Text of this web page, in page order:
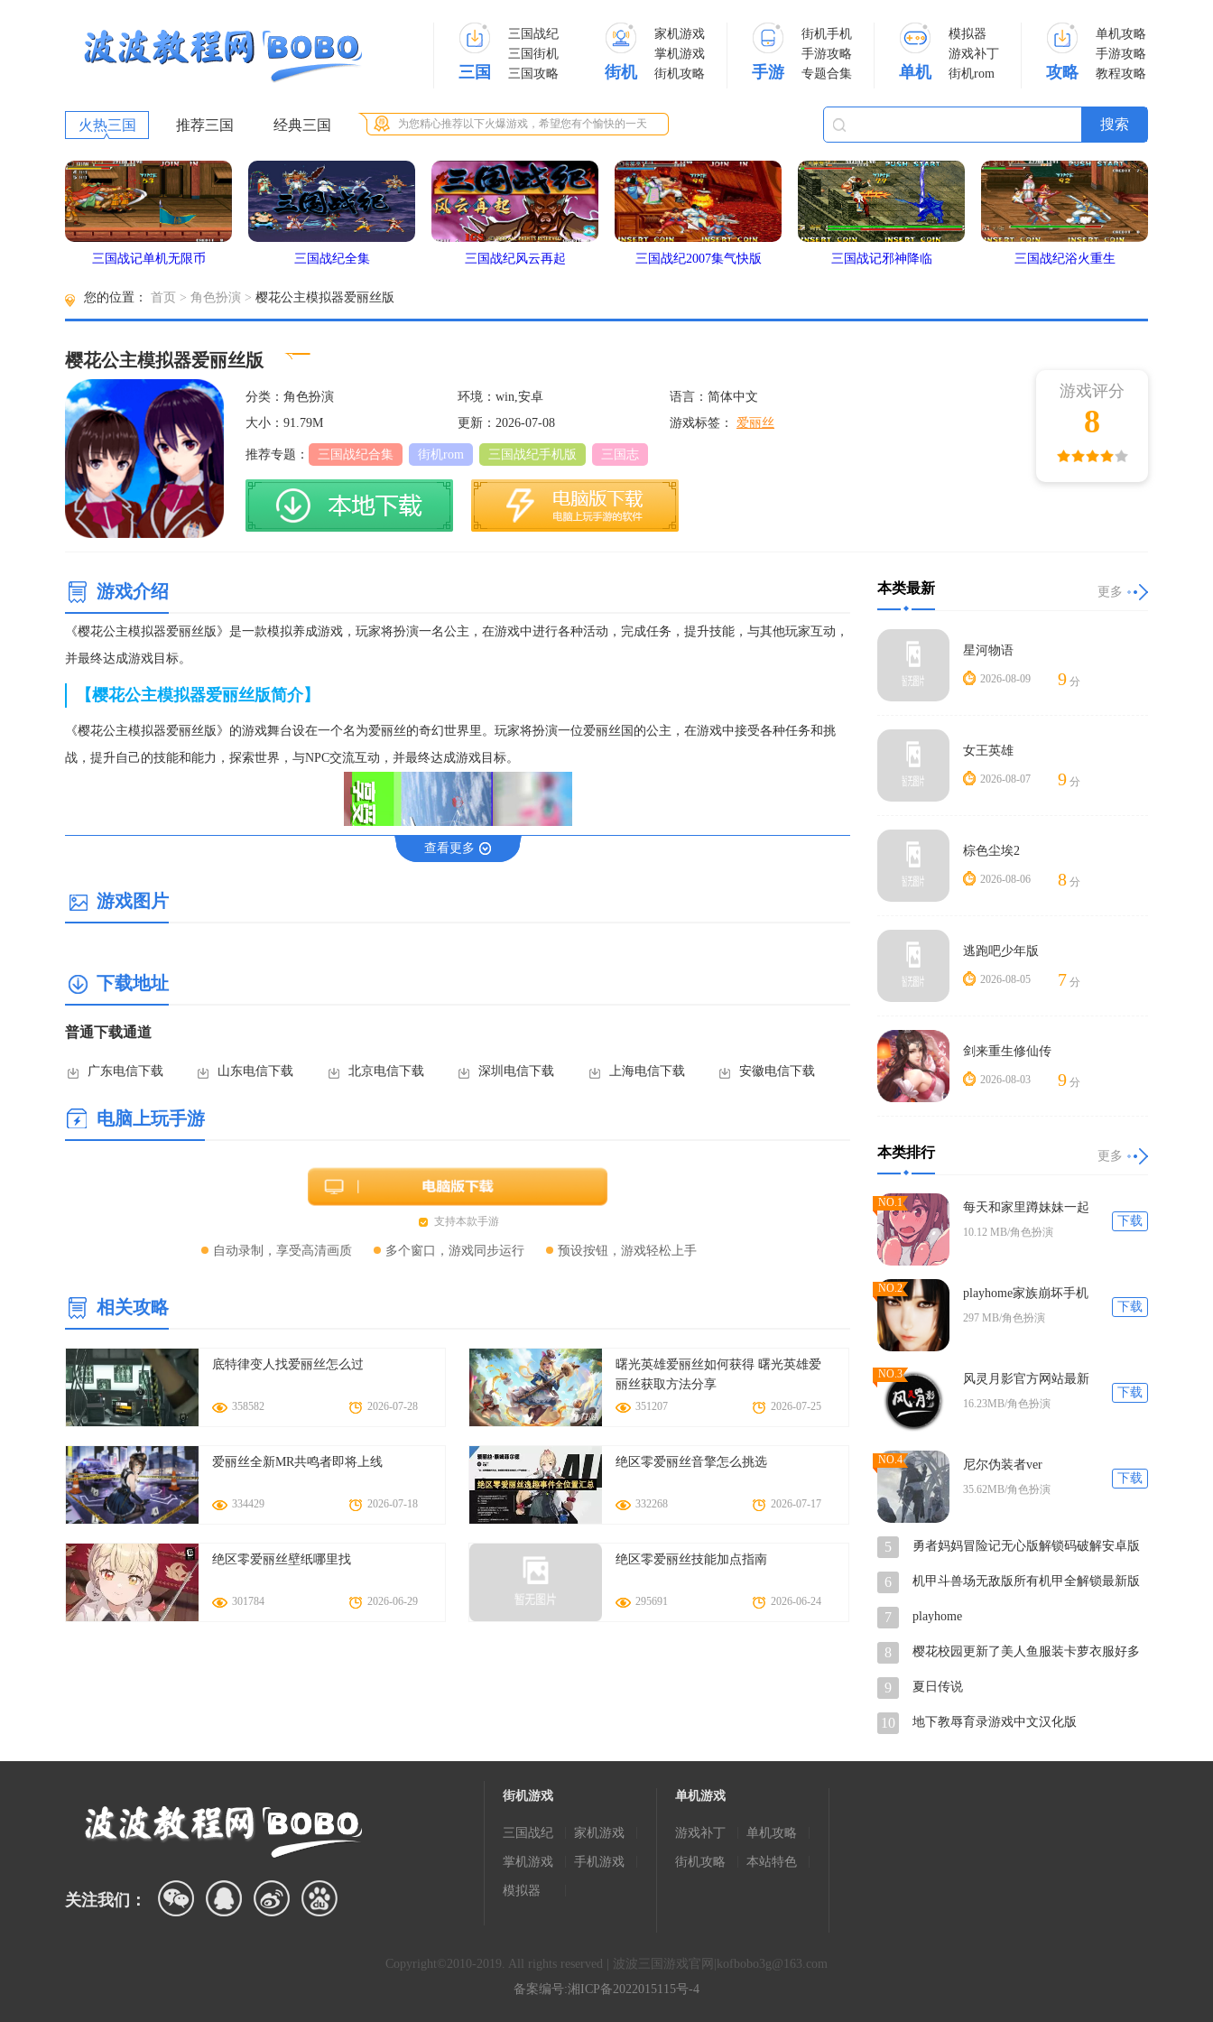
三国
三国战纪
三国街机
三国攻略
街机
家机游戏
掌机游戏
街机攻略
手游
街机手机
手游攻略
专题合集
单机
模拟器
游戏补丁
街机rom
攻略
单机攻略
手游攻略
教程攻略
火热三国 推荐三国 经典三国 为您精心推荐以下火爆游戏，希望您有个愉快的一天
三国战记单机无限币 三国战纪全集 三国战纪风云再起 三国战纪2007集气快版 三国战记邪神降临 三国战纪浴火重生
您的位置： 首页 > 角色扮演 > 樱花公主模拟器爱丽丝版
樱花公主模拟器爱丽丝版
分类：角色扮演 环境：win,安卓
语言：简体中文
大小：91.79M
更新：2026-07-08 游戏标签： 爱丽丝
推荐专题： 三国战纪合集 街机rom 三国战纪手机版 三国志
游戏评分
8
游戏介绍
《樱花公主模拟器爱丽丝版》是一款模拟养成游戏，玩家将扮演一名公主，在游戏中进行各种活动，完成任务，提升技能，与其他玩家互动，
并最终达成游戏目标。
【樱花公主模拟器爱丽丝版简介】
《樱花公主模拟器爱丽丝版》的游戏舞台设在一个名为爱丽丝的奇幻世界里。玩家将扮演一位爱丽丝国的公主，在游戏中接受各种任务和挑
战，提升自己的技能和能力，探索世界，与NPC交流互动，并最终达成游戏目标。
1. 独特的公主养成玩法：游戏中的公主养成不同于其他养成游戏中的单一成长模式，公主可以在多个方面进行培养。
2. 多样化的任务挑战：游戏中拥有众多任务和挑战，玩家可以根据自己的喜好来选择完成任务的方式。
3. 丰富的社交互动：游戏中拥有丰富的社交互动玩法，玩家可以与其他玩家进行交流互动，结交朋友。
5. 强大的公主养成系统：游戏中的公主养成系统非常强大，玩家可以根据自己的喜好来打造专属的公主。
【樱花公主模拟器爱丽丝版攻略】
1. 提升技能：技能是游戏中非常重要的元素，玩家可以通过学习和练习来提升技能等级。技能等级越高，公主的能力就越强。
2. 完成任务：完成任务可以获得大量的经验和奖励，从而提升公主的能力和技能等级。玩家可以根据自己的能力来选择完成任务的方式。
3. 与人互动：在游戏中与其他玩家互动可以结交朋友，并获得更多的帮助和支持。
4. 合理安排时间：在游戏中要合理安排时间，根据任务难度和要求来合理分配时间。
5. 合理利用资源：在游戏中合理利用资源是非常重要的，玩家可以通过购买装备、道具等方式来提升公主的能力和技能等级。
【樱花公主模拟器爱丽丝版测评】
《樱花公主模拟器爱丽丝版》是一款极具吸引力的模拟养成游戏，它有着出色的画面和音效，以及极具挑战性的任务和玩法。玩家可以在游戏
中体验到公主的养成乐趣，与NPC和其他玩家进行社交互动，探索奇幻世界并达成游戏目标。如果你喜欢模拟养成类游戏的话，《樱花公主模
拟器爱丽丝版》绝对值得一试！
查看更多
游戏图片
下载地址
普通下载通道
广东电信下载 山东电信下载 北京电信下载 深圳电信下载 上海电信下载 安徽电信下载
电脑上玩手游
支持本款手游
自动录制，享受高清画质 多个窗口，游戏同步运行 预设按钮，游戏轻松上手
相关攻略
底特律变人找爱丽丝怎么过
358582 2026-07-28
曙光英雄爱丽丝如何获得 曙光英雄爱
丽丝获取方法分享
351207 2026-07-25
爱丽丝全新MR共鸣者即将上线
334429 2026-07-18
绝区零爱丽丝音擎怎么挑选
332268 2026-07-17
绝区零爱丽丝壁纸哪里找
301784 2026-06-29
绝区零爱丽丝技能加点指南
295691 2026-06-24
本类最新 更多
星河物语
2026-08-09 9 分
女王英雄
2026-08-07 9 分
棕色尘埃2
2026-08-06 8 分
逃跑吧少年版
2026-08-05 7 分
剑来重生修仙传
2026-08-03 9 分
本类排行 更多
NO.1
每天和家里蹲妹妹一起
的生活安卓
10.12 MB/角色扮演
下载
NO.2
playhome家族崩坏手机
297 MB/角色扮演
下载
NO.3
风灵月影官方网站最新
16.23MB/角色扮演
下载
NO.4 尼尔伪装者ver
35.62MB/角色扮演
下载
5 勇者妈妈冒险记无心版解锁码破解安卓版
6
机甲斗兽场无敌版所有机甲全解锁最新版
7 playhome
8
樱花校园更新了美人鱼服装卡萝衣服好多
9 夏日传说
10 地下教辱育录游戏中文汉化版
关注我们：
街机游戏
三国战纪 家机游戏
掌机游戏 手机游戏
模拟器
单机游戏
游戏补丁 单机攻略
街机攻略 本站特色
Copyright©2010-2019. All rights reserved | 波波三国游戏官网|
kofbobo3g@163.com
备案编号:湘ICP备2022015115号-4